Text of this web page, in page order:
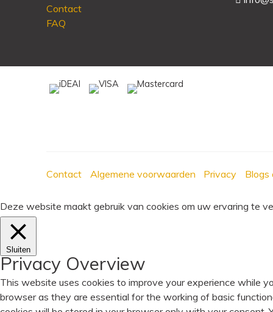
Contact
FAQ
Contact Algemene voorwaarden Privacy Blogs
Deze website maakt gebruik van cookies om uw ervaring te
Sluiten
Privacy Overview
This website uses cookies to improve your experience while
browser as they are essential for the working of basic